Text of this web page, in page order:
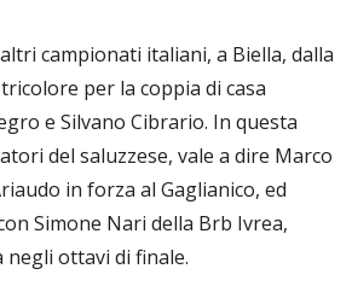
campionati italiani, a Biella, dalla
per la coppia di casa
e Silvano Cibrario. In questa
del saluzzese, vale a dire Marco
in forza al Gaglianico, ed
Simone Nari della Brb Ivrea,
negli ottavi di finale.